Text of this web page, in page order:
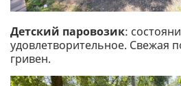
Детский паровозик:
удовлетворительное. Свежая
гривен.